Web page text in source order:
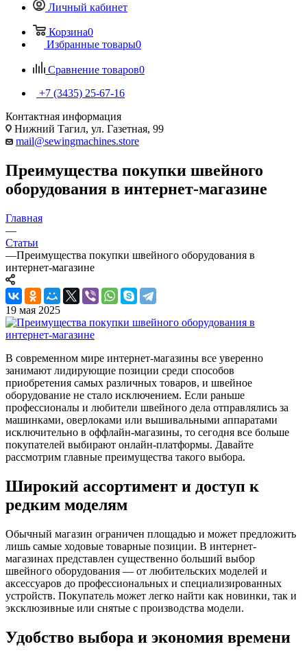
Личный кабинет
Корзина0
Избранные товары0
Сравнение товаров0
+7 (3435) 25-67-16
Контактная информация
Нижний Тагил, ул. Газетная, 99
mail@sewingmachines.store
Преимущества покупки швейного
оборудования в интернет-магазине
Главная
—
Статьи
—Преимущества покупки швейного оборудования в
интернет-магазине
19 мая 2025
В современном мире интернет-магазины все уверенно
занимают лидирующие позиции среди способов
приобретения самых различных товаров, и швейное
оборудование не стало исключением. Если раньше
профессионалы и любители швейного дела отправлялись за
машинками, оверлоками или вышивальными аппаратами
исключительно в оффлайн-магазины, то сегодня все больше
покупателей выбирают онлайн-платформы. Давайте
рассмотрим главные преимущества такого выбора.
Широкий ассортимент и доступ к
редким моделям
Обычный магазин ограничен площадью и может предложить
лишь самые ходовые товарные позиции. В интернет-
магазинах представлен существенно больший выбор
швейного оборудования — от любительских моделей и
аксессуаров до профессиональных и специализированных
устройств. Покупатель может легко найти как новинки, так и
эксклюзивные или снятые с производства модели.
Удобство выбора и экономия времени